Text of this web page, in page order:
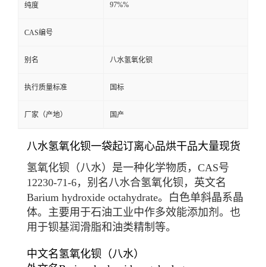
纯度 97%%
CAS编号
别名 八水氢氧化钡
执行质量标准 国标
厂家（产地） 国产
八水氢氧化钡一袋起订离心品烘干品大量现货
氢氧化钡 （八水）是一种化学物质 ， CAS号
12230-71-6，别名八水合氢氧化钡，英文名
Barium hydroxide octahydrate。白色单斜晶系晶
体。主要用于石油工业中作多效能添加剂。也
用于钡基润滑脂和油类精制等。
中文名氢氧化钡（八水）